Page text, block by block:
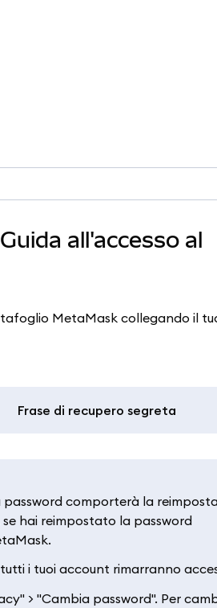
all'accesso al
MetaMask collegando il
Frase di recupero segreta
comporterà la
hai reimpostato la password
i tuoi account rimarranno
> "Cambia password". Per